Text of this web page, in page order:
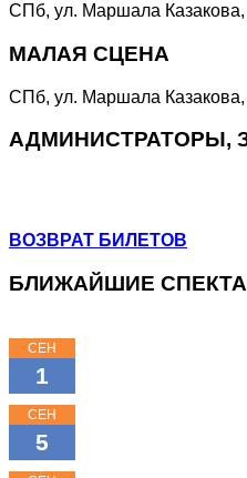
СПб, ул. Маршала Казакова,
МАЛАЯ СЦЕНА
СПб, ул. Маршала Казакова,
АДМИНИСТРАТОРЫ,
ВОЗВРАТ БИЛЕТОВ
БЛИЖАЙШИЕ
СЕН
1
СЕН
5